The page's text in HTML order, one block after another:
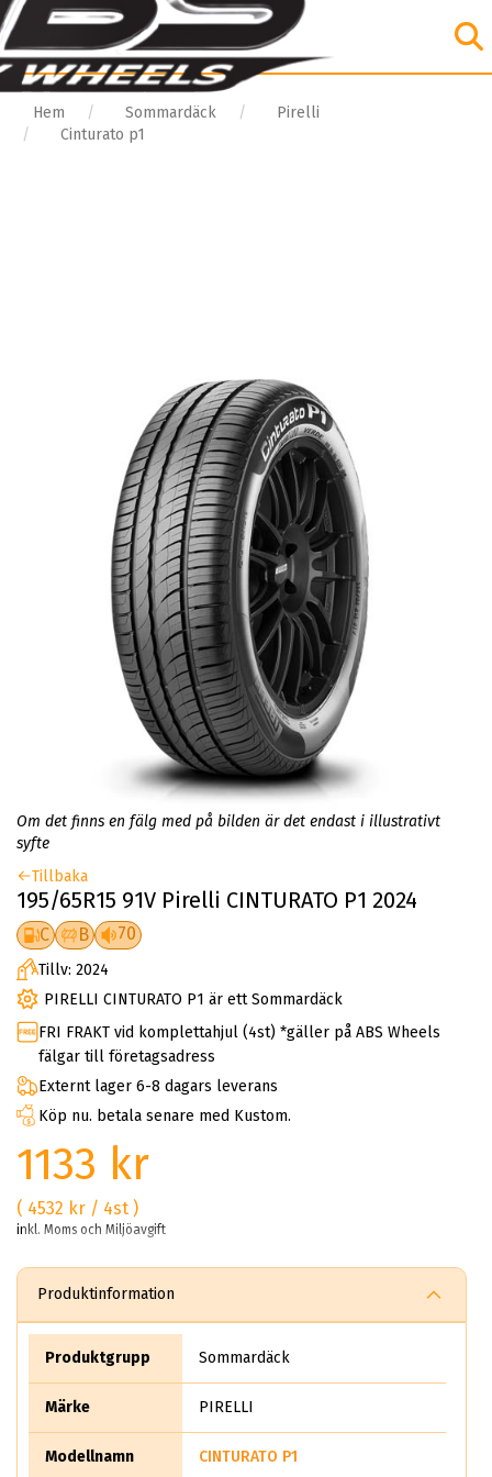
Hem Sommardäck
Pirelli
Cinturato p1
Om det finns en fälg med på bilden är det endast i illustrativt
syfte
Tillbaka
195/65R15 91V Pirelli CINTURATO P1 2024
C B 70
Tillv: 2024
PIRELLI CINTURATO P1 är ett Sommardäck
FRI FRAKT vid komplettahjul (4st) *gäller på ABS Wheels
fälgar till företagsadress
Externt lager 6-8 dagars leverans
Köp nu. betala senare med Kustom.
1133 kr
( 4532 kr / 4st )
inkl. Moms och Miljöavgift
Produktinformation
Produktgrupp Sommardäck
Märke PIRELLI
Modellnamn CINTURATO P1